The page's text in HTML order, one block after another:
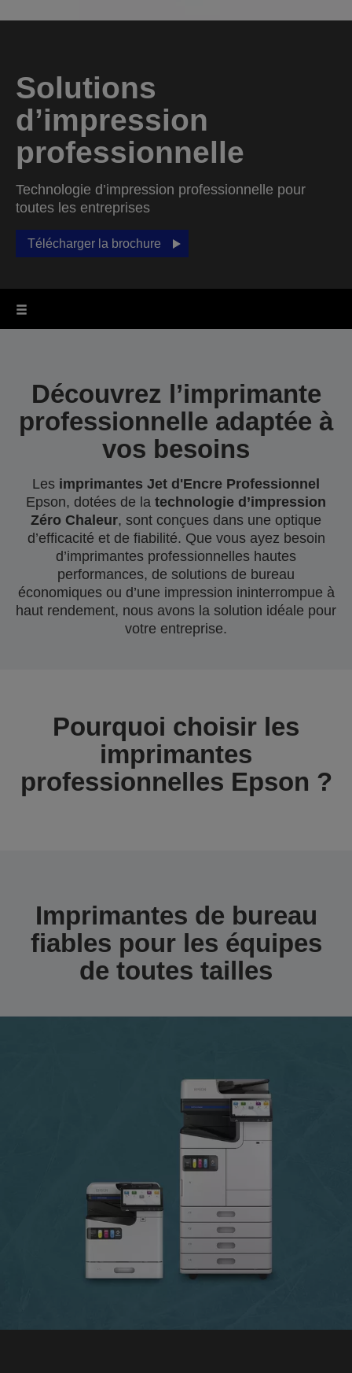
Solutions
d’impression
professionnelle
Technologie d’impression professionnelle pour
toutes les entreprises
Télécharger la brochure
Découvrez l’imprimante
professionnelle adaptée à
vos besoins
Les imprimantes Jet d'Encre Professionnel
Epson, dotées de la technologie d’impression
Zéro Chaleur, sont conçues dans une optique
d’efficacité et de fiabilité. Que vous ayez besoin
d’imprimantes professionnelles hautes
performances, de solutions de bureau
économiques ou d’une impression ininterrompue à
haut rendement, nous avons la solution idéale pour
votre entreprise.
Pourquoi choisir les
imprimantes
professionnelles Epson ?
Imprimantes de bureau
fiables pour les équipes
de toutes tailles